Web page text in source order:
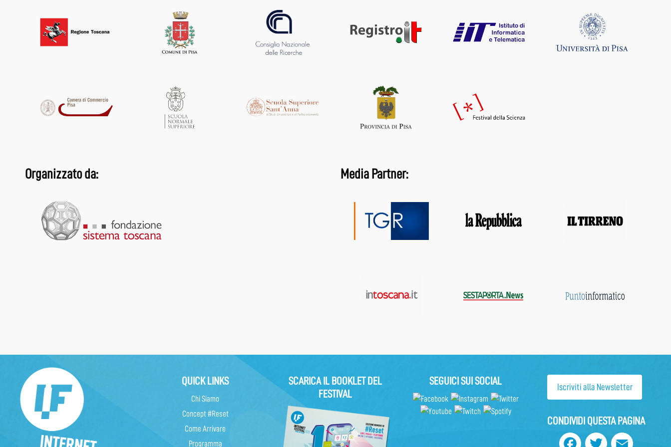
Organizzato da: Media Partner:
QUICK LINKS
Chi Siamo
Concept #Reset
Come Arrivare
Programma
SCARICA IL BOOKLET DEL
FESTIVAL
SEGUICI SUI SOCIAL
Iscriviti alla Newsletter
CONDIVIDI QUESTA PAGINA
FacebookTwitter Email